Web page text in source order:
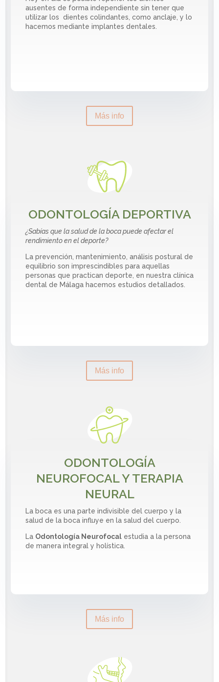
ausentes de forma independiente sin tener que
utilizar los dientes colindantes, como anclaje, y lo
hacemos mediante implantes dentales.
Más info
ODONTOLOGÍA DEPORTIVA
¿Sabías que la salud de la boca puede afectar el
rendimiento en el deporte?
La prevención, mantenimiento, análisis postural de
equilibrio son imprescindibles para aquellas
personas que practican deporte, en nuestra clínica
dental de Málaga hacemos estudios detallados.
Más info
ODONTOLOGÍA
NEUROFOCAL Y TERAPIA
NEURAL
La boca es una parte indivisible del cuerpo y la
salud de la boca influye en la salud del cuerpo.
La Odontología Neurofocalestudia a la persona
de manera integral y holística.
Más info